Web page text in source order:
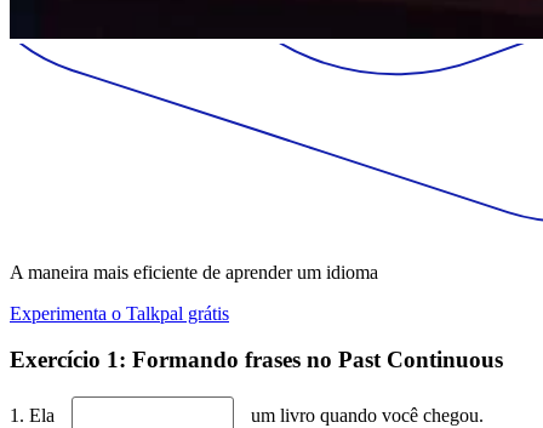
A maneira mais eficiente de aprender um idioma
Experimenta o Talkpal grátis
Exercício 1: Formando frases no Past Continuous
1. Ela
um livro quando você chegou.